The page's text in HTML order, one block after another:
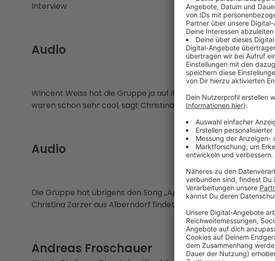
Interview
Audio
Wincent Weiss hat die Gruppe ja auf ihren Auftritt vorbereitet.
waren schon sehr cool, sagt Christina
Audio
Die Gruppe hat übrigens den Song „Apologize“ von One
Christina Zarzer aus Alberndorf findet übrigens am Freitag, 10.
Andreas Froschauer